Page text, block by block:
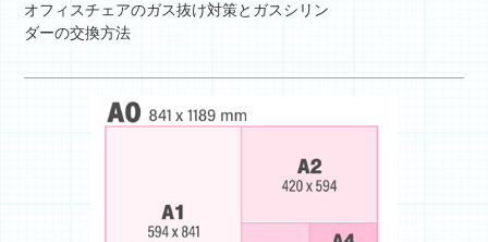
オフィスチェアのガス抜け対策とガスシリン
ダーの交換方法